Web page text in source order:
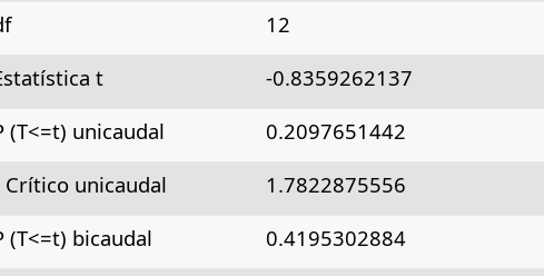
12
t
-0.8359262137
(T<=t) unicaudal
0.2097651442
unicaudal
1.7822875556
(T<=t) bicaudal
0.4195302884